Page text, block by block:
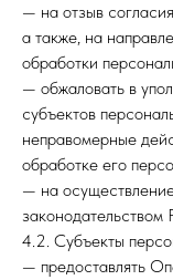
— на отзыв
а также, на
обработки
— обжаловать в
субъектов
неправомерные
обработке его
— на
законодательством
4.2. Субъекты
— предоставлять